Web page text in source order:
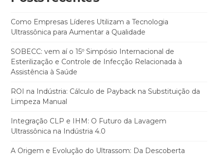
Como Empresas Líderes Utilizam a Tecnologia
Ultrassônica para Aumentar a Qualidade
SOBECC: vem aí o 15º Simpósio Internacional de
Esterilização e Controle de Infecção Relacionada à
Assistência à Saúde
ROI na Indústria: Cálculo de Payback na Substituição da
Limpeza Manual
Integração CLP e IHM: O Futuro da Lavagem
Ultrassônica na Indústria 4.0
A Origem e Evolução do Ultrassom: Da Descoberta